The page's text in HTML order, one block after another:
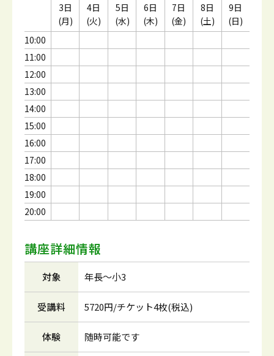
10:00
11:00
12:00
13:00
14:00
15:00
16:00
17:00
18:00
19:00
20:00
3日
(月)
4日
(火)
5日
(水)
6日
(木)
7日
(金)
8日
(土)
9日
(日)
講座詳細情報
対象 年長～小3
受講料 5720円/チケット4枚(税込)
体験 随時可能です